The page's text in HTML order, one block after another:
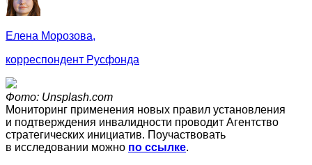
Елена Морозова,
корреспондент Русфонда
Фото: Unsplash.com
Мониторинг применения новых правил установления
и подтверждения инвалидности проводит Агентство
стратегических инициатив. Поучаствовать
в исследовании можно по ссылке.